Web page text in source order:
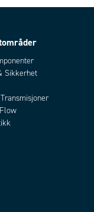
Sikkerhet